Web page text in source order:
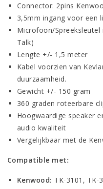
Connector: 2pins
3,5mm ingang voor een
Microfoon/Spreeksleutel
Talk)
Lengte +/- 1,5 meter
Kabel voorzien van
duurzaamheid.
Gewicht +/- 150 gram
360 graden roteerbare
Hoogwaardige speaker
audio kwaliteit
Vergelijkbaar met de
Compatible met:
Kenwood: TK-3101, TK-